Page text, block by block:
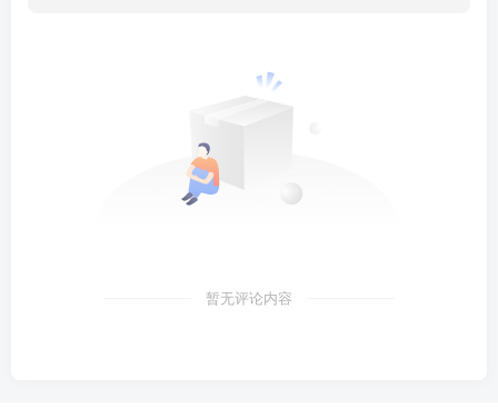
暂无评论内容